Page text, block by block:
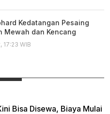
Kedatangan Pesaing
Mewah dan Kencang
17:23 WIB
Bisa Disewa, Biaya Mulai